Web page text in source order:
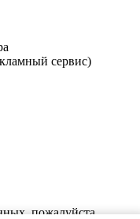
сервис)
пожалуйста,